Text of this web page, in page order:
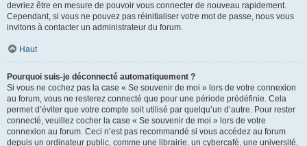
devriez être en mesure de pouvoir vous connecter de nouveau rapidement.
Cependant, si vous ne pouvez pas réinitialiser votre mot de passe, nous vous
invitons à contacter un administrateur du forum.
Haut
Pourquoi suis-je déconnecté automatiquement ?
Si vous ne cochez pas la case « Se souvenir de moi » lors de votre connexion
au forum, vous ne resterez connecté que pour une période prédéfinie. Cela
permet d’éviter que votre compte soit utilisé par quelqu’un d’autre. Pour rester
connecté, veuillez cocher la case « Se souvenir de moi » lors de votre
connexion au forum. Ceci n’est pas recommandé si vous accédez au forum
depuis un ordinateur public, comme une librairie, un cybercafé, une université,